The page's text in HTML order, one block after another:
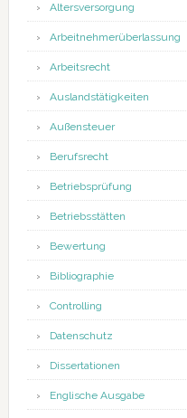
Altersversorgung
Arbeitnehmerüberlassung
Arbeitsrecht
Auslandstätigkeiten
Außensteuer
Berufsrecht
Betriebsprüfung
Betriebsstätten
Bewertung
Bibliographie
Controlling
Datenschutz
Dissertationen
Englische Ausgabe